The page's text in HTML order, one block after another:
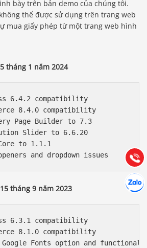
bày trên bản demo của chúng tôi.
thể được sử dụng trên trang web
mua giấy phép từ một trang web hình
tháng 1 năm 2024
6.4.2 compatibility
8.4.0 compatibility
Page Builder to 7.3
Slider to 6.6.20
to 1.1.1
tháng 9 năm 2023
6.3.1 compatibility
8.1.0 compatibility
Google Fonts option and
Gọi
Báo giá & Đặt hàng:
0903.976.769
Hướng dẫn & Hỗ trợ:
(028) 22.166.144
Chát
Tư vấn